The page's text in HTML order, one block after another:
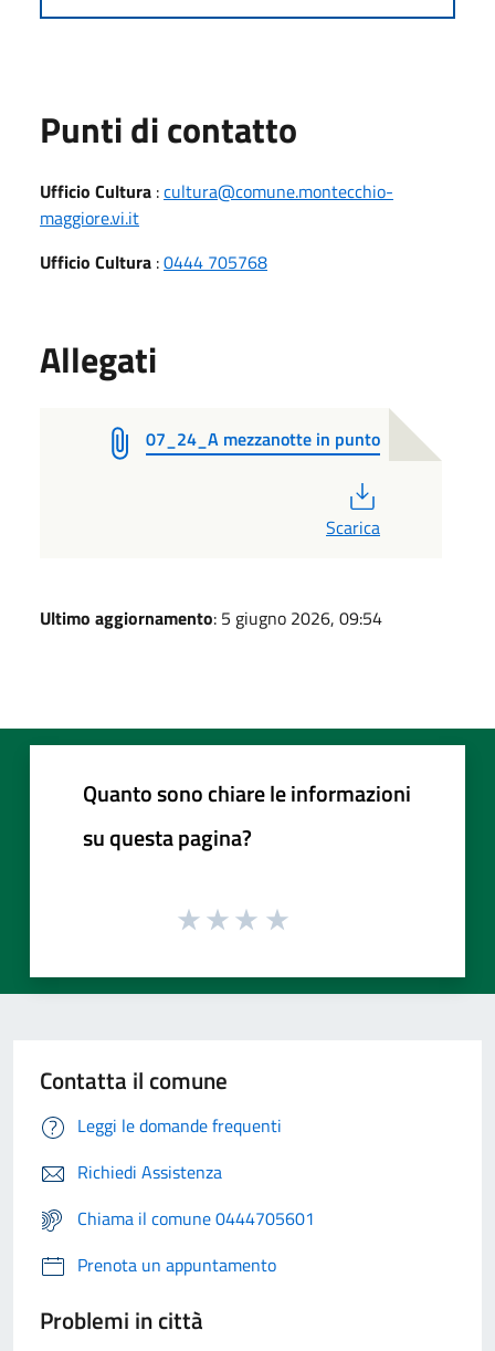
Punti di contatto
Ufficio Cultura :cultura@comune.montecchio-
maggiore.vi.it
Ufficio Cultura :0444 705768
Allegati
07_24_A mezzanotte in punto
Scarica
Ultimo aggiornamento: 5 giugno 2026, 09:54
Quanto sono chiare le informazioni
su questa pagina?
Contatta il comune
Leggi le domande frequenti
Richiedi Assistenza
Chiama il comune 0444705601
Prenota un appuntamento
Problemi in città